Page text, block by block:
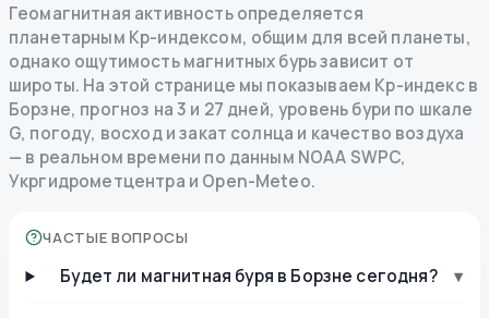
Геомагнитная активность определяется
планетарным Kp-индексом, общим для всей планеты,
однако ощутимость магнитных бурь зависит от
широты. На этой странице мы показываем Kp-индекс в
Борзне, прогноз на 3 и 27 дней, уровень бури по шкале
G, погоду, восход и закат солнца и качество воздуха
— в реальном времени по данным NOAA SWPC,
Укргидрометцентра и Open-Meteo.
ЧАСТЫЕ ВОПРОСЫ
Будет ли магнитная буря в Борзне сегодня? ▾